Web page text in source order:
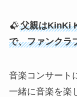
父親はKinKi
で、ファンクラ
音楽コンサート
一緒に音楽を楽